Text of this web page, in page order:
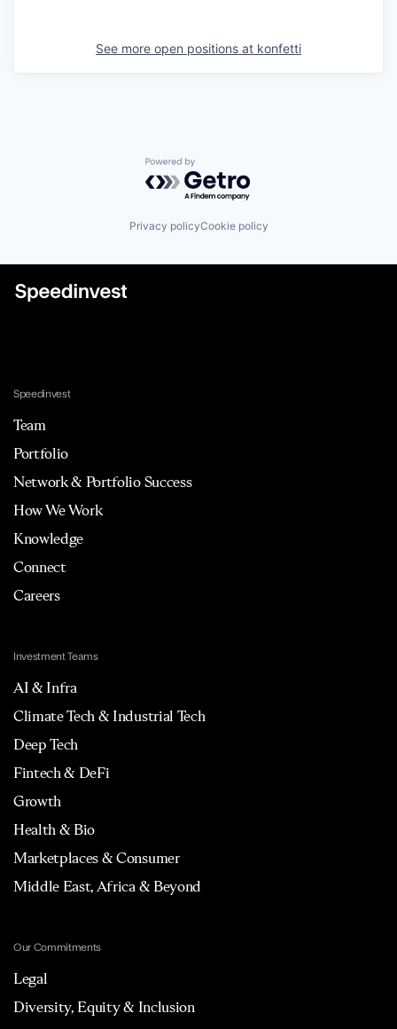
See more open positions at konfetti
Powered by Getro.com
Privacy policyCookie policy
Speedinvest
Team
Portfolio
Network & Portfolio Success
How We Work
Knowledge
Connect
Careers
Investment Teams
AI & Infra
Climate Tech & Industrial Tech
Deep Tech
Fintech & DeFi
Growth
Health & Bio
Marketplaces & Consumer
Middle East, Africa & Beyond
Our Commitments
Legal
Diversity, Equity & Inclusion